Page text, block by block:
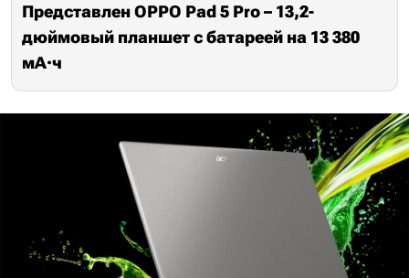
Представлен OPPO Pad 5 Pro – 13,2-
дюймовый планшет с батареей на 13 380
мА·ч